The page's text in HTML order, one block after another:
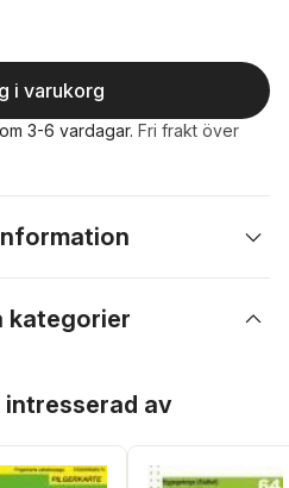
i varukorg
3-6 vardagar. Fri frakt över
kategorier
intresserad av